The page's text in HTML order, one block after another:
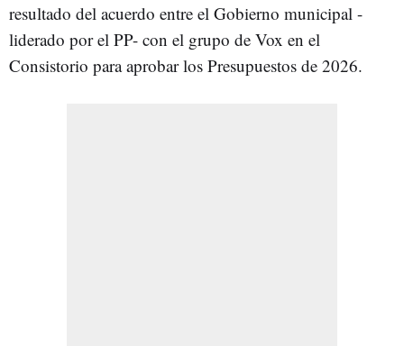
resultado del acuerdo entre el Gobierno municipal -
liderado por el PP- con el grupo de Vox en el
Consistorio para aprobar los Presupuestos de 2026.